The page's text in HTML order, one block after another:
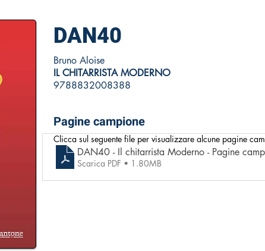
DAN40
Bruno Aloise
IL CHITARRISTA MODERNO
9788832008388
Pagine campione
DAN40 - Il chitarrista Moderno - Pagine
Scarica PDF • 1.80MB
Clicca sul seguente file per visualizzare alcune pagine